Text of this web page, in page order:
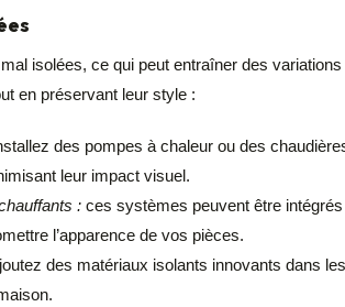
isolées, ce qui peut entraîner des
en préservant leur style :
des pompes à chaleur ou des
leur impact visuel.
: ces systèmes peuvent être
l’apparence de vos pièces.
des matériaux isolants innovants dans